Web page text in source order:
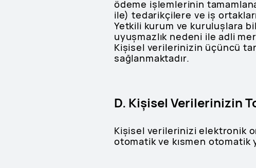
ödeme işlemlerinin
ile) tedarikçilere ve iş
Yetkili kurum ve kuruluşlara
uyuşmazlık nedeni ile adli
Kişisel verilerinizin üçüncü
sağlanmaktadır.
D. Kişisel Verilerinizin
Kişisel verilerinizi elektronik
otomatik ve kısmen otomatik